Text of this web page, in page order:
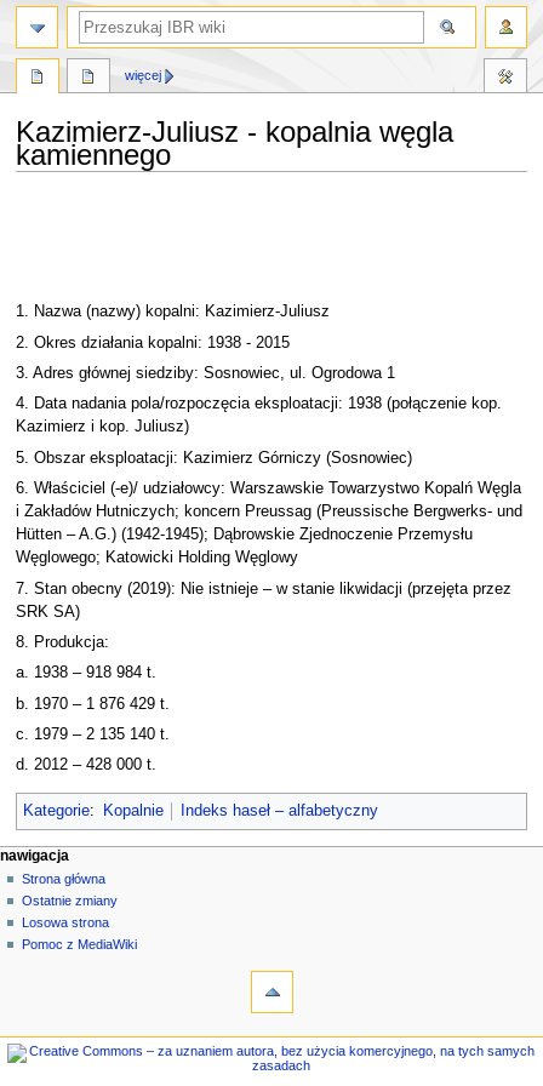
Kazimierz-Juliusz - kopalnia węgla
kamiennego
1. Nazwa (nazwy) kopalni: Kazimierz-Juliusz
2. Okres działania kopalni: 1938 - 2015
3. Adres głównej siedziby: Sosnowiec, ul. Ogrodowa 1
4. Data nadania pola/rozpoczęcia eksploatacji: 1938 (połączenie kop.
Kazimierz i kop. Juliusz)
5. Obszar eksploatacji: Kazimierz Górniczy (Sosnowiec)
6. Właściciel (-e)/ udziałowcy: Warszawskie Towarzystwo Kopalń Węgla
i Zakładów Hutniczych; koncern Preussag (Preussische Bergwerks- und
Hütten – A.G.) (1942-1945); Dąbrowskie Zjednoczenie Przemysłu
Węglowego; Katowicki Holding Węglowy
7. Stan obecny (2019): Nie istnieje – w stanie likwidacji (przejęta przez
SRK SA)
8. Produkcja:
a. 1938 – 918 984 t.
b. 1970 – 1 876 429 t.
c. 1979 – 2 135 140 t.
d. 2012 – 428 000 t.
Kategorie: Kopalnie Indeks haseł – alfabetyczny
M
e
n
u
i
g
działania na stronie
strona
dyskusja
czytaj
kod
więcej
narzędzia osobiste
zaloguj
się
nawigacja
Strona główna
Ostatnie zmiany
Losowa strona
Pomoc z MediaWiki
szukaj
linkowanych
nawigacja
Strona